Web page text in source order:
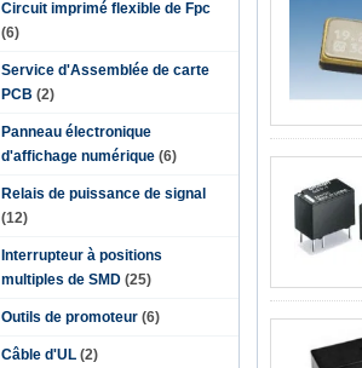
Circuit imprimé flexible de Fpc
(6)
Service d'Assemblée de carte
PCB (2)
Panneau électronique
d'affichage numérique (6)
Relais de puissance de signal
(12)
Interrupteur à positions
multiples de SMD (25)
Outils de promoteur (6)
Câble d'UL (2)